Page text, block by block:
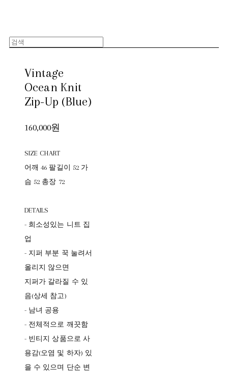
Vintage
Ocean Knit
Zip-Up (Blue)
160,000원
SIZE CHART
어깨 46 팔길이 52 가
슴 52 총장 72
DETAILS
- 희소성있는 니트 집
업
- 지퍼 부분 꾹 눌려서
올리지 않으면
지퍼가 갈라질 수 있
음(상세 참고)
- 남녀 공용
- 전체적으로 깨끗함
- 빈티지 상품으로 사
용감(오염 및 하자) 있
을 수 있으며 단순 변